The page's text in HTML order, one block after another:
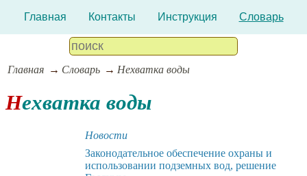
Главная Контакты Инструкция Словарь
Главная Словарь Нехватка воды
Нехватка воды
Новости
Законодательное обеспечение охраны и
использовании подземных вод, решение